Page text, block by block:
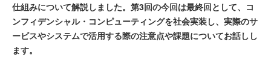
仕組みについて解説しました。第3回の今回は最終回として、コ
ンフィデンシャル・コンピューティングを社会実装し、実際のサ
ービスやシステムで活用する際の注意点や課題についてお話しし
ます。